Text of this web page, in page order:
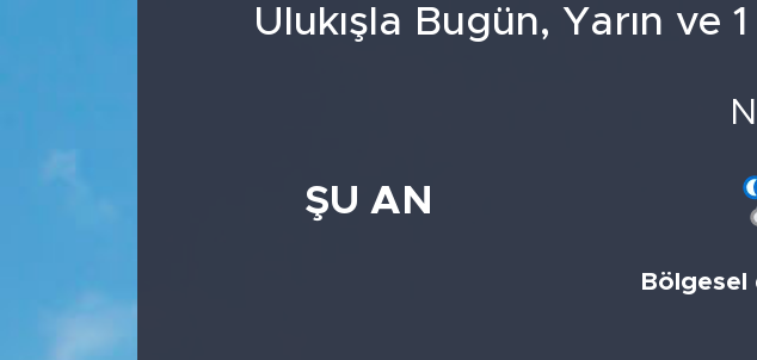
Ulukışla Bugün, Yarın ve
ŞU AN